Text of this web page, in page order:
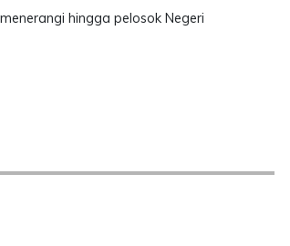
hingga pelosok Negeri